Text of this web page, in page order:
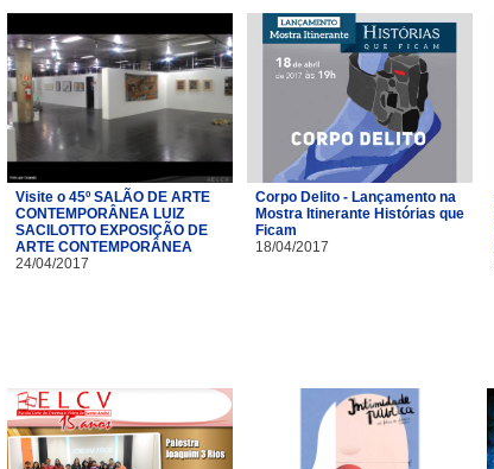
Visite o 45º SALÃO DE ARTE
CONTEMPORÂNEA LUIZ
SACILOTTO EXPOSIÇÃO DE
ARTE CONTEMPORÂNEA
24/04/2017
Corpo Delito - Lançamento na
Mostra Itinerante Histórias que
Ficam
18/04/2017